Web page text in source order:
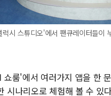
시 스튜디오'에서 팬큐레이터들이
룸'에서 여러가지 앱을 한
시나리오로 체험해 볼 수 있